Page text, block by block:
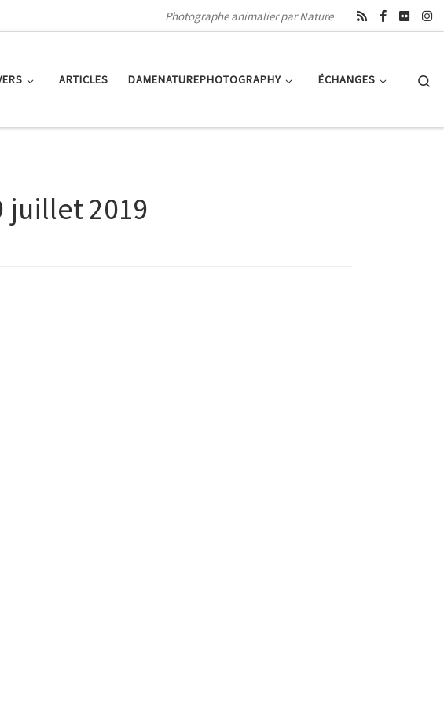
Photographe animalier par Nature
ARTICLES DAMENATUREPHOTOGRAPHY ÉCHANGES
juillet 2019